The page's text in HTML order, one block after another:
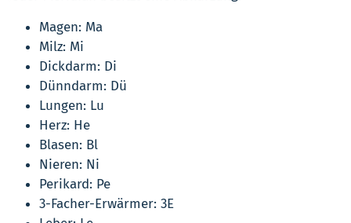
Magen: Ma
Milz: Mi
Dickdarm: Di
Dünndarm: Dü
Lungen: Lu
Herz: He
Blasen: Bl
Nieren: Ni
Perikard: Pe
3-Facher-Erwärmer: 3E